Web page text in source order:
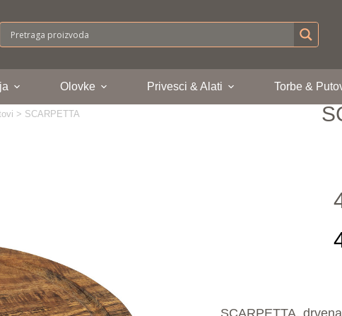
Olovke Privesci & Alati Torbe &
> SCARPETTA
SCARPETTA,